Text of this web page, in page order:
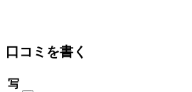
口コミを書く
写